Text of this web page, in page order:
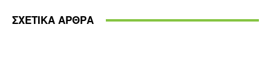
ΣΧΕΤΙΚΑ ΑΡΘΡΑ